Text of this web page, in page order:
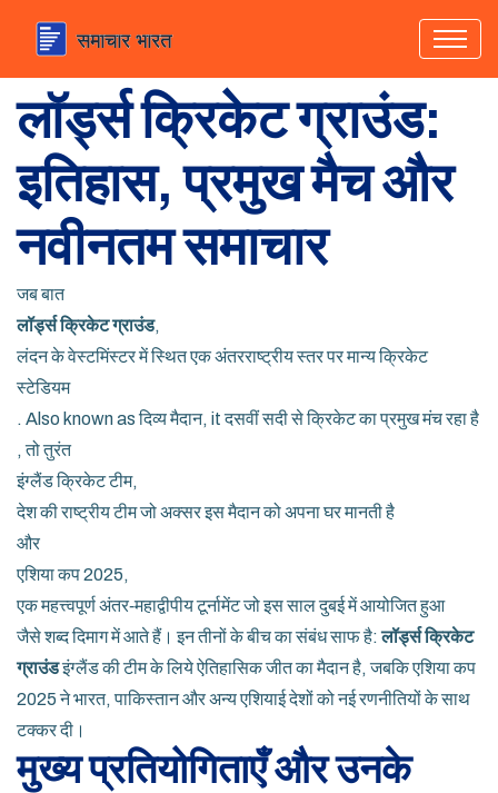
लॉर्ड्स क्रिकेट ग्राउंड:
इतिहास, प्रमुख मैच और
नवीनतम समाचार
जब बात
लॉर्ड्स क्रिकेट ग्राउंड,
लंदन के वेस्टमिंस्टर में स्थित एक अंतरराष्ट्रीय स्तर पर मान्य क्रिकेट
स्टेडियम
. Also known asदिव्य मैदान, itदसवीं सदी से क्रिकेट का प्रमुख मंच रहा है
, तो तुरंत
इंग्लैंड क्रिकेट टीम,
देश की राष्ट्रीय टीम जो अक्सर इस मैदान को अपना घर मानती है
और
एशिया कप 2025,
एक महत्त्वपूर्ण अंतर‑महाद्वीपीय टूर्नामेंट जो इस साल दुबई में आयोजित हुआ
जैसे शब्द दिमाग में आते हैं। इन तीनों के बीच का संबंध साफ है:लॉर्ड्स क्रिकेट
ग्राउंडइंग्लैंड की टीम के लिये ऐतिहासिक जीत का मैदान है, जबकि एशिया कप
2025 ने भारत, पाकिस्तान और अन्य एशियाई देशों को नई रणनीतियों के साथ
टक्कर दी।
मुख्य प्रतियोगिताएँ और उनके